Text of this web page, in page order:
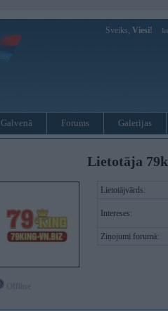
Sveiks, Viesi!
Galvenā Forums Galerijas
Lietotāja
Lietotājvārds:
Intereses:
Ziņojumi forumā: